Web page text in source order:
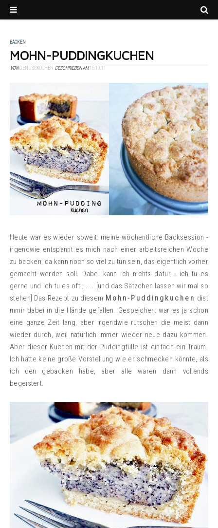
BACKEN
MOHN-PUDDINGKUCHEN
VONGENUSSKOCHEN GESCHRIEBEN AM15.10.11
Heute war es wieder soweit: meine wöchentliche Backsession -
irgendwie entspannt es mich nach einer arbeitsreichen Woche
zu backen, da kann noch so viel zu tun sein, das eigentlich vorher
gemacht werden soll. Dabei kann ich nichts dafür - ich tu es
gerne und ich tu es oft , .... [und das Sätzchen lassen wir mal so
stehen] Das Rezept zu diesem Mohn-Puddingkuchen dist
mmir dabei in die Hände gefallen. Gespeichert war es ja schon
eine ganze Zeit lang, aber irgendwie rutschen die meist dann
wieder durch, weil natürlich immer wieder neue dazu kommen.
Aber dieser Kuchen mit der Puddingfülle ist einfach ein Traum.
Ich hatte keine große Vorstellung wie er schmecken könnte, als
ich den gebacken habe, aber alle waren dann vollends
begeistert.